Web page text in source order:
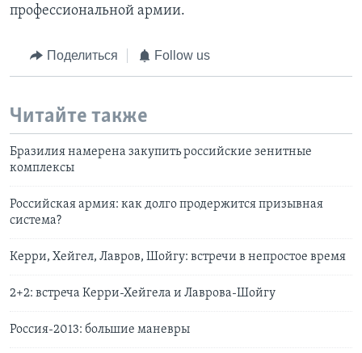
профессиональной армии.
Поделиться Follow us
Читайте также
Бразилия намерена закупить российские зенитные
комплексы
Российская армия: как долго продержится призывная
система?
Керри, Хейгел, Лавров, Шойгу: встречи в непростое время
2+2: встреча Керри-Хейгела и Лаврова-Шойгу
Россия-2013: большие маневры